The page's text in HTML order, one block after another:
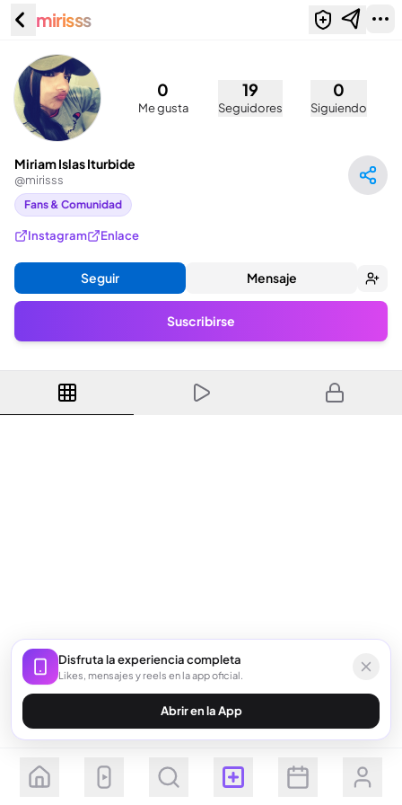
Miriam Islas Iturbide (@mirisss)
mirisss
0
Me gusta
19
Seguidores
0
Siguiendo
Miriam Islas Iturbide
@mirisss
Fans & Comunidad
Instagram Enlace
Seguir Mensaje
Suscribirse
Seguir Suscribirse
Disfruta la experiencia completa
Likes, mensajes y reels en la app oficial.
Abrir en la App